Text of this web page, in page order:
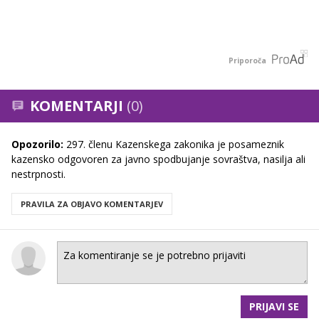
Priporoča
KOMENTARJI (0)
Opozorilo: 297. členu Kazenskega zakonika je posameznik
kazensko odgovoren za javno spodbujanje sovraštva, nasilja ali
nestrpnosti.
PRAVILA ZA OBJAVO KOMENTARJEV
PRIJAVI SE